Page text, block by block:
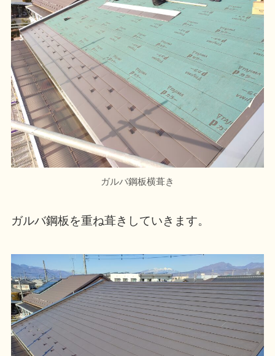
ガルバ鋼板横葺き
ガルバ鋼板を重ね葺きしていきます。